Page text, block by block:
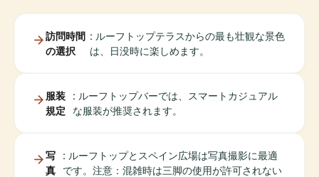
訪問時間
の選択
: ルーフトップテラスからの最も壮観な景色
は、日没時に楽しめます。
服装
規定
: ルーフトップバーでは、スマートカジュアル
な服装が推奨されます。
写
真
: ルーフトップとスペイン広場は写真撮影に最適
です。注意：混雑時は三脚の使用が許可されない